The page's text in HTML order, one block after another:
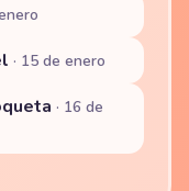
· 15 de enero
· 16 de